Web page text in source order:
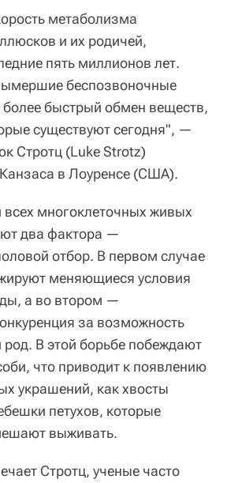
метаболизма
и их родичей,
пять миллионов лет.
беспозвоночные
быстрый обмен веществ,
существуют сегодня", —
Стротц (Luke Strotz)
Канзаса в Лоуренсе (США).
всех многоклеточных живых
два фактора —
отбор. В первом случае
меняющиеся условия
а во втором —
за возможность
род. В этой борьбе побеждают
что приводит к появлению
украшений, как хвосты
петухов, которые
выживать.
Стротц, ученые часто